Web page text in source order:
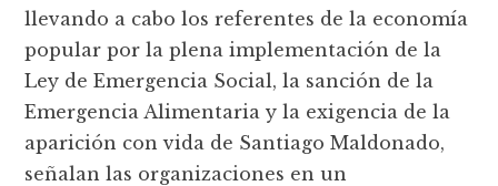
llevando a cabo los referentes de la economía
popular por la plena implementación de la
Ley de Emergencia Social, la sanción de la
Emergencia Alimentaria y la exigencia de la
aparición con vida de Santiago Maldonado,
señalan las organizaciones en un